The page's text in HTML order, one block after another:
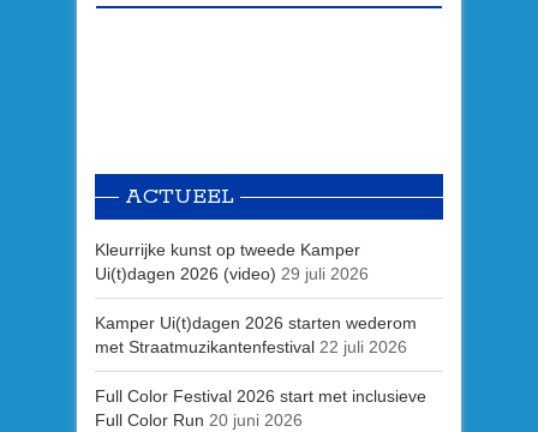
ACTUEEL
Kleurrijke kunst op tweede Kamper
Ui(t)dagen 2026 (video) 29 juli 2026
Kamper Ui(t)dagen 2026 starten wederom
met Straatmuzikantenfestival 22 juli 2026
Full Color Festival 2026 start met inclusieve
Full Color Run 20 juni 2026